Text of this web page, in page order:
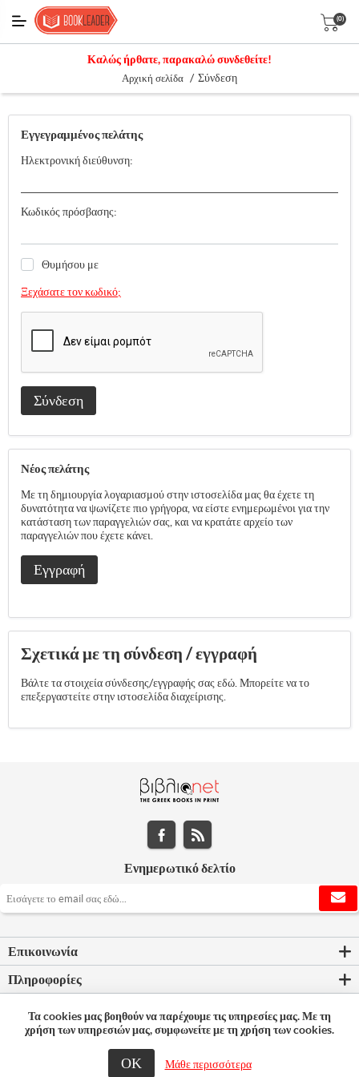
(0)
Καλώς ήρθατε, παρακαλώ συνδεθείτε!
Αρχική σελίδα / Σύνδεση
Εγγεγραμμένος πελάτης
Ηλεκτρονική διεύθυνση:
Κωδικός πρόσβασης:
Θυμήσου με
Ξεχάσατε τον κωδικό;
Σύνδεση
Νέος πελάτης
Με τη δημιουργία λογαριασμού στην ιστοσελίδα μας θα έχετε τη
δυνατότητα να ψωνίζετε πιο γρήγορα, να είστε ενημερωμένοι για την
κατάσταση των παραγγελιών σας, και να κρατάτε αρχείο των
παραγγελιών που έχετε κάνει.
Εγγραφή
Σχετικά με τη σύνδεση / εγγραφή
Βάλτε τα στοιχεία σύνδεσης/εγγραφής σας εδώ. Μπορείτε να το
επεξεργαστείτε στην ιστοσελίδα διαχείρισης.
Ενημερωτικό δελτίο
Επικοινωνία
Πληροφορίες
Ο λογαριασμός μου
© 2026 Bookleader
Τα cookies μας βοηθούν να παρέχουμε τις υπηρεσίες μας. Με τη
χρήση των υπηρεσιών μας, συμφωνείτε με τη χρήση των cookies.
ΟΚ Μάθε περισσότερα